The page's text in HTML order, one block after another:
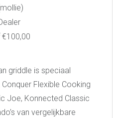
€100,00
griddle is speciaal
Flexible Cooking
Joe, Konnected Classic
van vergelijkbare